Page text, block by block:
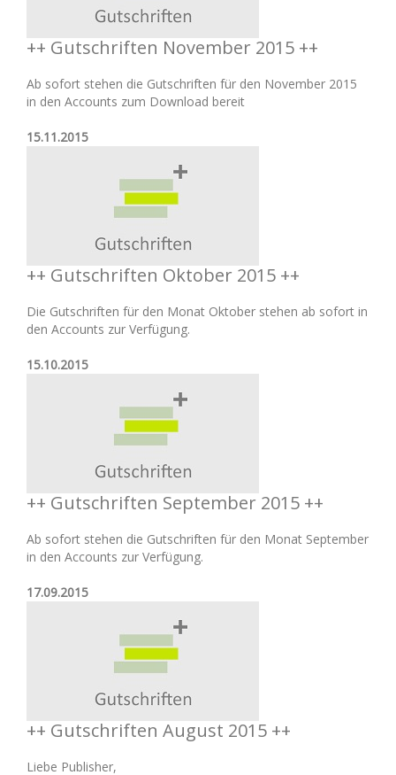
++ Gutschriften November 2015 ++
Ab sofort stehen die Gutschriften für den November 2015
in den Accounts zum Download bereit
15.11.2015
++ Gutschriften Oktober 2015 ++
Die Gutschriften für den Monat Oktober stehen ab sofort in
den Accounts zur Verfügung.
15.10.2015
++ Gutschriften September 2015 ++
Ab sofort stehen die Gutschriften für den Monat September
in den Accounts zur Verfügung.
17.09.2015
++ Gutschriften August 2015 ++
Liebe Publisher,